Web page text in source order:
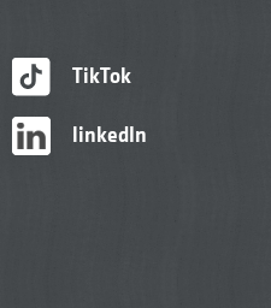
TikTok
linkedIn